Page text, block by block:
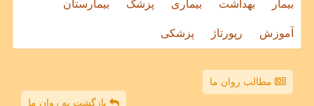
بیمار بهداشت بیماری پزشک بیمارستان
آموزش رپورتاژ پزشکی
مطالب روان ما
بازگشت به روان ما